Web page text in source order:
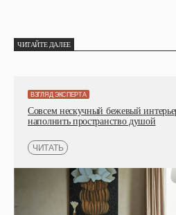
ЧИТАЙТЕ ДАЛЕЕ
Совсем нескучный бежевый
наполнить пространство душой
ВЗГЛЯД ЭКСПЕРТА